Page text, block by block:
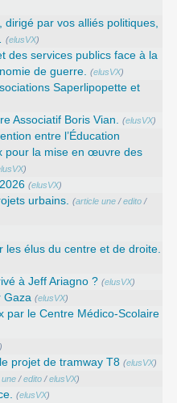
dirigé par vos alliés politiques,
(elusVX)
des services publics face à la
de guerre. (elusVX)
Saperlipopette et
Associatif Boris Vian. (elusVX)
entre l’Éducation
pour la mise en œuvre des
)
(elusVX)
urbains. (article une /edito /
élus du centre et de droite.
à Jeff Ariagno ? (elusVX)
Gaza (elusVX)
par le Centre Médico-Scolaire
)
projet de tramway T8 (elusVX)
une /edito /elusVX)
(elusVX)